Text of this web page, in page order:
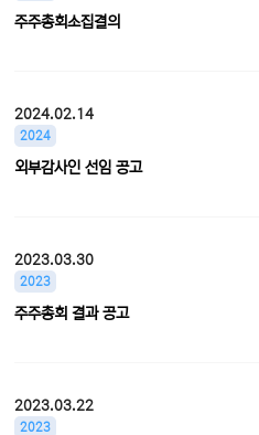
주주총회소집결의
2024.02.14
2024
외부감사인 선임 공고
2023.03.30
2023
주주총회 결과 공고
2023.03.22
2023